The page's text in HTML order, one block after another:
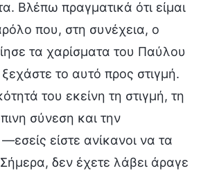
Βλέπω πραγματικά ότι είμαι
που, στη συνέχεια, ο
τα χαρίσματα του Παύλου
το αυτό προς στιγμή.
του εκείνη τη στιγμή, τη
σύνεση και την
είστε ανίκανοι να τα
δεν έχετε λάβει άραγε